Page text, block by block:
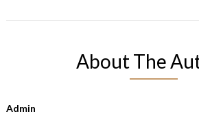
About The
Admin